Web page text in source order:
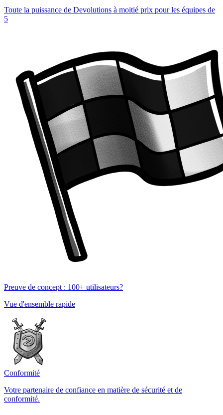
Toute la puissance de Devolutions à moitié prix pour les équipes de
5
Preuve de concept : 100+ utilisateurs?
Vue d'ensemble rapide
Conformité
Votre partenaire de confiance en matière de sécurité et de
conformité.